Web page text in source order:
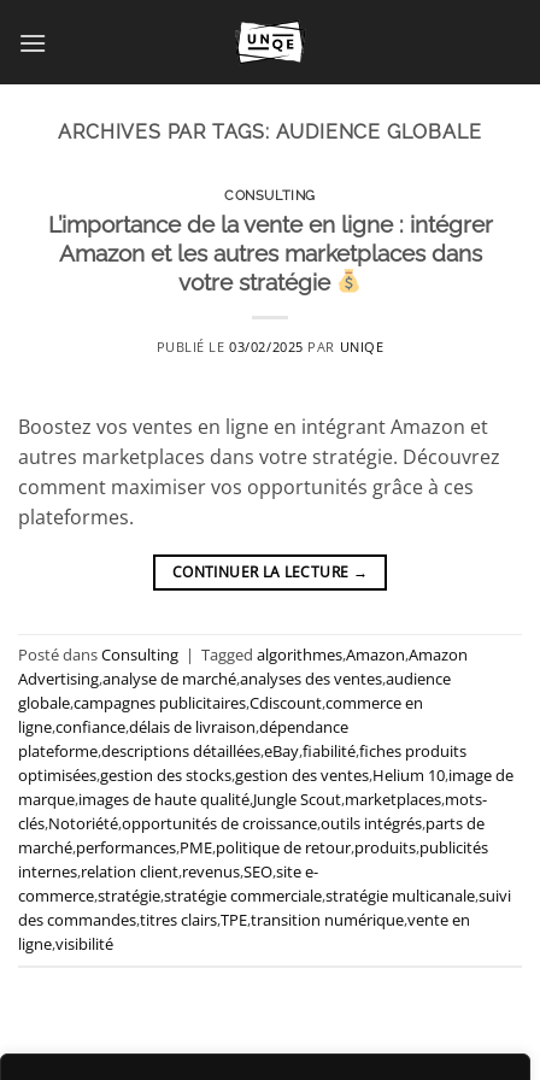
au
ARCHIVES PAR TAGS: AUDIENCE GLOBALE
CONSULTING
L’importance de la vente en ligne : intégrer
Amazon et les autres marketplaces dans
votre stratégie
PUBLIÉ LE03/02/2025 PAR UNIQE
Boostez vos ventes en ligne en intégrant Amazon et
autres marketplaces dans votre stratégie. Découvrez
comment maximiser vos opportunités grâce à ces
plateformes.
CONTINUER LA LECTURE →
Posté dansConsulting | Tagged algorithmes,Amazon,Amazon
Advertising,analyse de marché,analyses des ventes,audience
globale,campagnes publicitaires,Cdiscount,commerce en
ligne,confiance,délais de livraison,dépendance
plateforme,descriptions détaillées,eBay,fiabilité,fiches produits
optimisées,gestion des stocks,gestion des ventes,Helium 10,image de
marque,images de haute qualité,Jungle Scout,marketplaces,mots-
clés,Notoriété,opportunités de croissance,outils intégrés,parts de
marché,performances,PME,politique de retour,produits,publicités
internes,relation client,revenus,SEO,site e-
commerce,stratégie,stratégie commerciale,stratégie multicanale,suivi
des commandes,titres clairs,TPE,transition numérique,vente en
ligne,visibilité